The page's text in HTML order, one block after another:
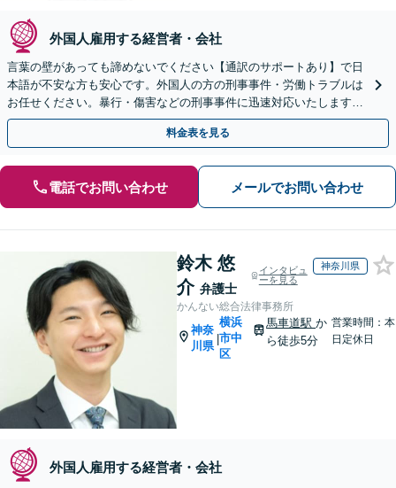
外国人雇用する経営者・会社
言葉の壁があっても諦めないでください【通訳のサポートあり】で日
本語が不安な方も安心です。外国人の方の刑事事件・労働トラブルは
お任せください。暴行・傷害などの刑事事件に迅速対応いたします。
【事前予約で休日・夜間面談可】
料金表を見る
電話でお問い合わせ メールでお問い合わせ
鈴木 悠
介 弁護士
インタビュ
ーを見る
神奈川県
かんない総合法律事務所
神奈
川県
|
横浜
市中
区
馬車道駅か
ら徒歩5分
営業時間：本
日定休日
外国人雇用する経営者・会社